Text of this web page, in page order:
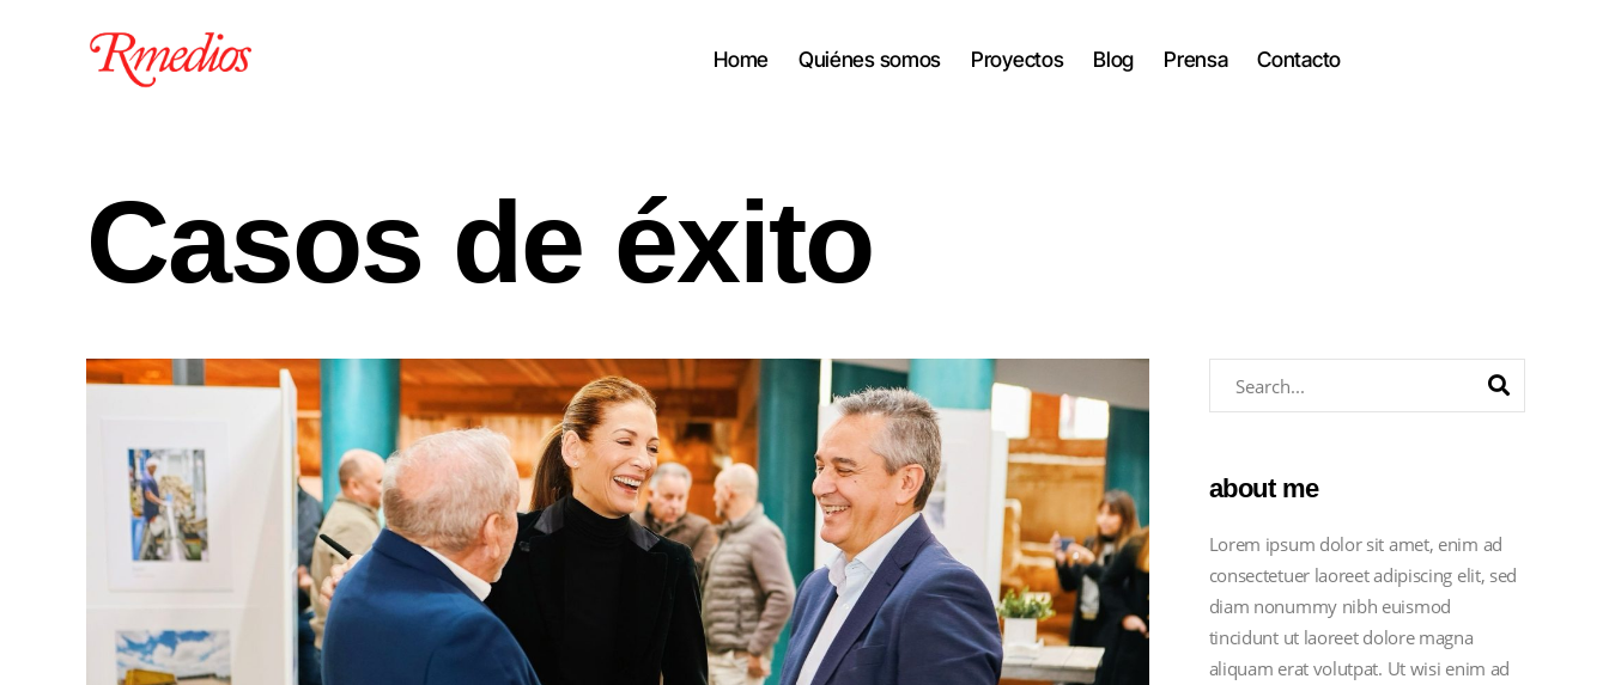
Home Quiénes somos Proyectos Blog Prensa Contacto
Casos de éxito
about me
Lorem ipsum dolor sit amet, enim ad
consectetuer laoreet adipiscing elit, sed
diam nonummy nibh euismod
tincidunt ut laoreet dolore magna
aliquam erat volutpat. Ut wisi enim ad